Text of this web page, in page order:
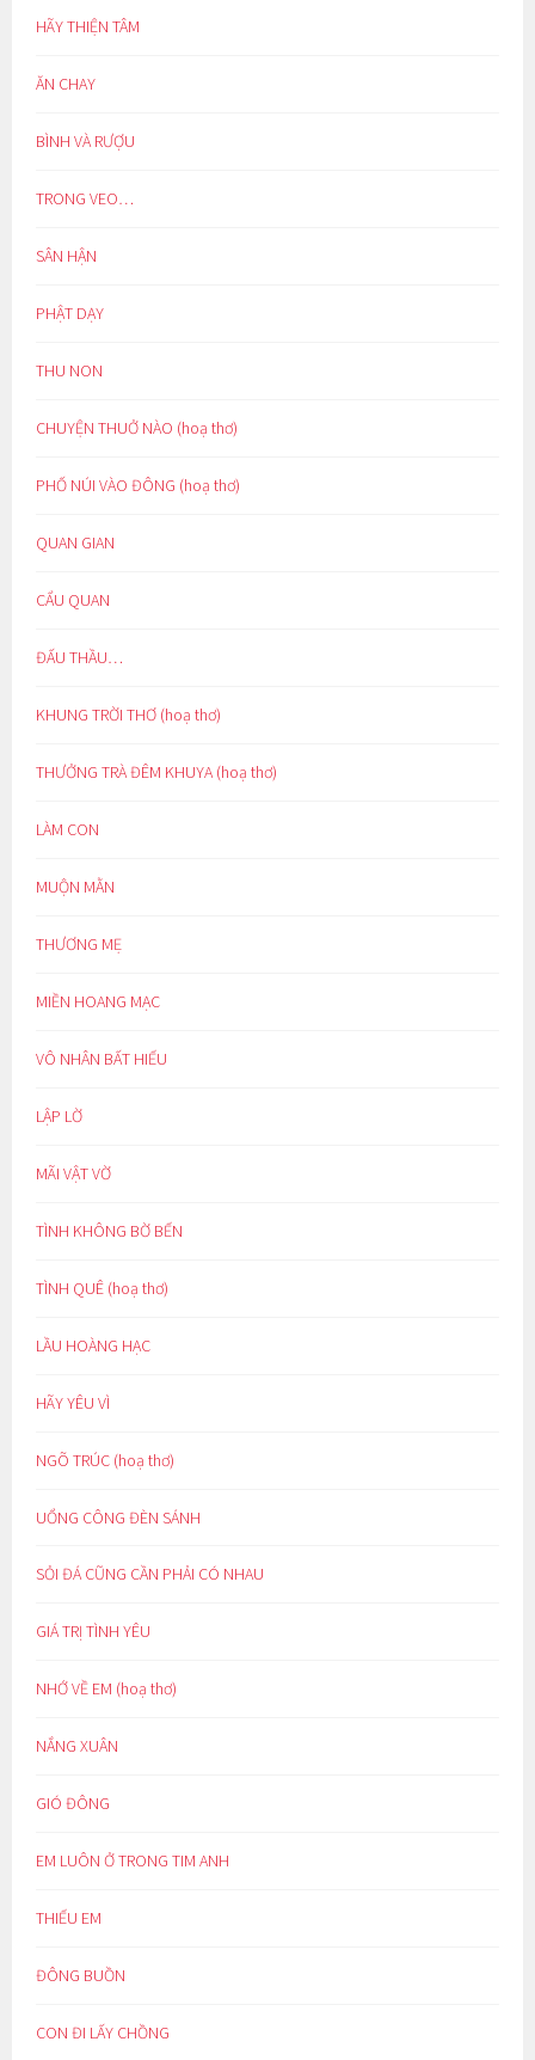
HÃY THIỆN TÂM
ĂN CHAY
BÌNH VÀ RƯỢU
TRONG VEO…
SÂN HẬN
PHẬT DẠY
THU NON
CHUYỆN THUỞ NÀO (hoạ thơ)
PHỐ NÚI VÀO ĐÔNG (hoạ thơ)
QUAN GIAN
CẨU QUAN
ĐẤU THẦU…
KHUNG TRỜI THƠ (hoạ thơ)
THƯỞNG TRÀ ĐÊM KHUYA (hoạ thơ)
LÀM CON
MUỘN MẰN
THƯƠNG MẸ
MIỀN HOANG MẠC
VÔ NHÂN BẤT HIẾU
LẬP LỜ
MÃI VẬT VỜ
TÌNH KHÔNG BỜ BẾN
TÌNH QUÊ (hoạ thơ)
LẦU HOÀNG HẠC
HÃY YÊU VÌ
NGÕ TRÚC (hoạ thơ)
UỔNG CÔNG ĐÈN SÁNH
SỎI ĐÁ CŨNG CẦN PHẢI CÓ NHAU
GIÁ TRỊ TÌNH YÊU
NHỚ VỀ EM (hoạ thơ)
NẮNG XUÂN
GIÓ ĐÔNG
EM LUÔN Ở TRONG TIM ANH
THIẾU EM
ĐÔNG BUỒN
CON ĐI LẤY CHỒNG